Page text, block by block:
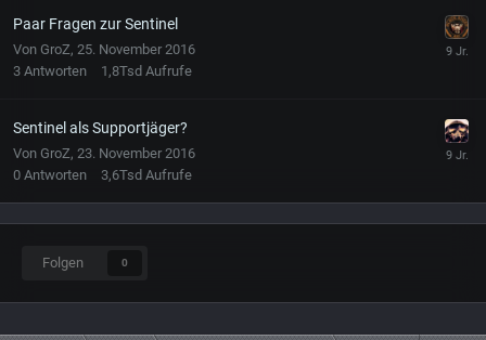
Paar Fragen zur Sentinel
Von GroZ, 25. November 2016
3 Antworten 1,8Tsd Aufrufe
Sentinel als Supportjäger?
Von GroZ, 23. November 2016
0 Antworten 3,6Tsd Aufrufe
Folgen 0